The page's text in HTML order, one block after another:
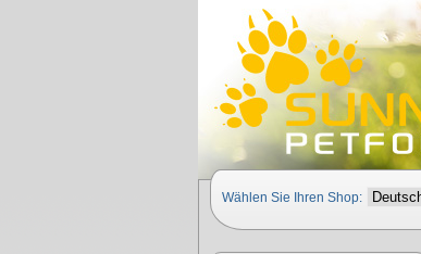
Wählen Sie Ihren Shop: